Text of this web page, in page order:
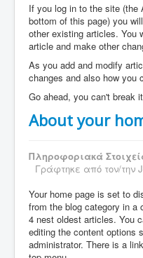
If you log in to the site (the
bottom of this page) you
other existing articles. You
article and make other
As you add and modify
changes and also how you
Go ahead, you can't break
About your
Πληροφοριακά
Γράφτηκε από τον/την
Your home page is set to
from the blog category in a
4 nest oldest articles. You
editing the content options
administrator. There is a